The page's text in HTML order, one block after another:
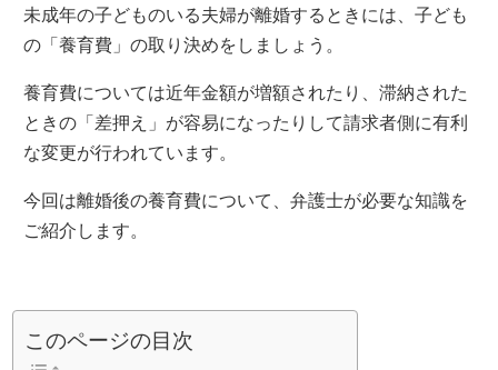
未成年の子どものいる夫婦が離婚するときには、子ども
の「養育費」の取り決めをしましょう。
養育費については近年金額が増額されたり、滞納された
ときの「差押え」が容易になったりして請求者側に有利
な変更が行われています。
今回は離婚後の養育費について、弁護士が必要な知識を
ご紹介します。
このページの目次